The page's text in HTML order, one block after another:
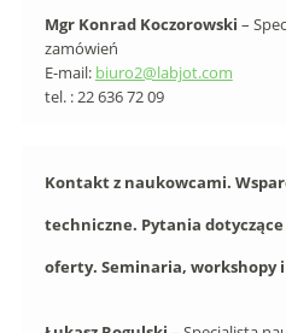
Mgr Konrad Koczorowski –
zamówień
E-mail: biuro2@labjot.com
tel. : 22 636 72 09
Kontakt z naukowcami.
techniczne. Pytania
oferty. Seminaria, workshopy